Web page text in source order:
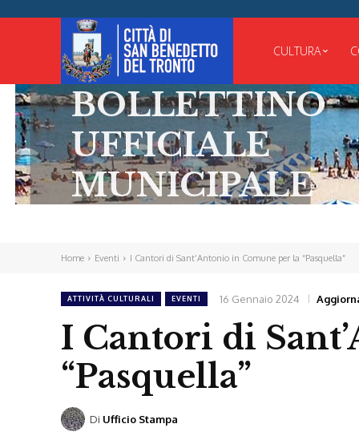
CULTURA
BOLLETTINO
UFFICIALE
MUNICIPALE
Home Eventi I Cantori di Sant’Antonio in Comune per la “Pasquella”
ATTIVITÀ CULTURALI EVENTI 16 Gennaio 2024
I Cantori di
“Pasquella”
Di Ufficio Stampa